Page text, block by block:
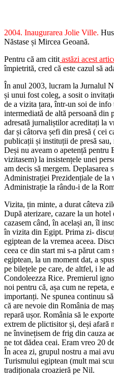
2004. Inaugurarea Jolie Ville.
Năstase și Mircea Geoană.
Pentru că am citit astăzi acest
împietrită, cred că este cazul să
În anul 2003, lucram la Jurnalul
și unui fost coleg, a sosit o
de a vizita țara, într-un soi de
intermediată de altă persoană din
adresată jurnaliștilor acreditați la
dar și câtorva șefi din presă ( cei
publicații și instituții de presă
Deși nu aveam o apetență pentru
vizitasem) la insistențele unei
am decis să mergem.
Administrației Prezidențiale de la
Administrație la rându-i de la
Vizita, țin minte, a durat câteva
După aterizare, cazare la un
cazasem când, în același an, îl
în vizita din Egipt. Prima zi-
egiptean de la vremea aceea.
ceea ce din start mi s-a părut cam
egiptean, la un moment dat, a
pe bilețele pe care, de altfel, i le
Condoleezza Rice. Premierul
noi pentru că, așa cum ne
importanți. Ne spunea continuu
că are nevoie din România de
repară ușor. România să le
extrem de plictisitor și, deși afară
ne învinețisem de frig din cauza
ne tot dădea ceai. Eram vreo 20
În acea zi, grupul nostru a mai
Turismului egiptean (mult mai
tradiționala croazieră pe Nil.